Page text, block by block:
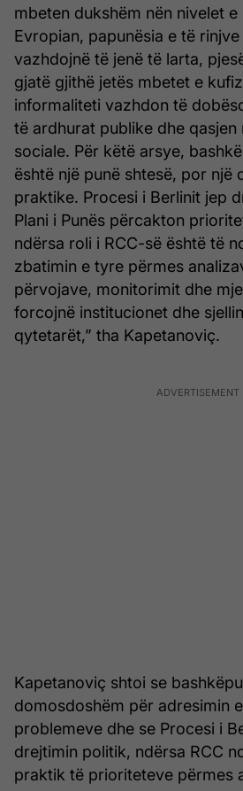
mbeten dukshëm nën nivelet e
Evropian, papunësia e të
vazhdojnë të jenë të larta,
gjatë gjithë jetës mbetet e
informaliteti vazhdon të
të ardhurat publike dhe qasjen
sociale. Për këtë arsye,
është një punë shtesë, por një
praktike. Procesi i Berlinit jep
Plani i Punës përcakton
ndërsa roli i RCC-së është të
zbatimin e tyre përmes
përvojave, monitorimit dhe
forcojnë institucionet dhe
qytetarët,” tha Kapetanoviç.
Kapetanoviç shtoi se
domosdoshëm për adresimin
problemeve dhe se Procesi i
drejtimin politik, ndërsa RCC
praktik të prioriteteve përmes